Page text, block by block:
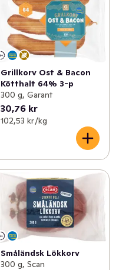
Grillkorv Ost & Bacon
Kötthalt 64% 3-p
300 g, Garant
30,76 kr
102,53 kr /kg
Småländsk Lökkorv
300 g, Scan